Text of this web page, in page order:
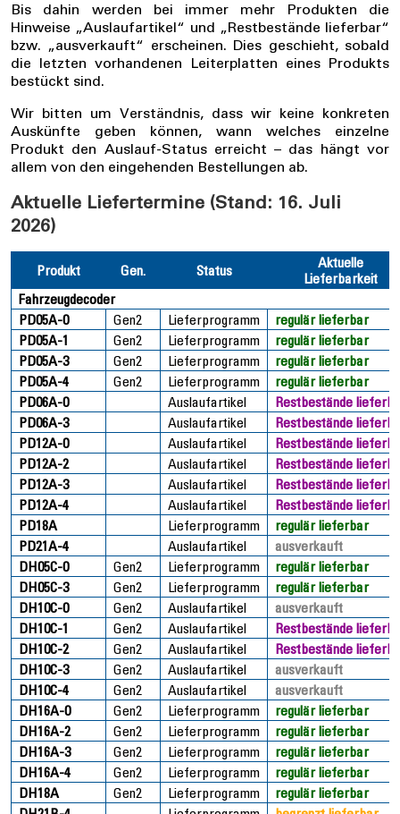
Bis dahin werden bei immer mehr Produkten die
Hinweise „Auslaufartikel“ und „Restbestände lieferbar“
bzw. „ausverkauft“ erscheinen. Dies geschieht, sobald
die letzten vorhandenen Leiterplatten eines Produkts
bestückt sind.
Wir bitten um Verständnis, dass wir keine konkreten
Auskünfte geben können, wann welches einzelne
Produkt den Auslauf-Status erreicht – das hängt vor
allem von den eingehenden Bestellungen ab.
Aktuelle Liefertermine (Stand: 16. Juli
2026)
Produkt Gen. Status
Aktuelle
Lieferbarkeit
Fahrzeugdecoder
PD05A-0
Gen2 Lieferprogramm
regulär lieferbar
PD05A-1
Gen2 Lieferprogramm
regulär lieferbar
PD05A-3
Gen2 Lieferprogramm
regulär lieferbar
PD05A-4
Gen2 Lieferprogramm
regulär lieferbar
PD06A-0
Auslaufartikel
Restbestände
PD06A-3
Auslaufartikel
Restbestände
PD12A-0
Auslaufartikel
Restbestände
PD12A-2
Auslaufartikel
Restbestände
PD12A-3
Auslaufartikel
Restbestände
PD12A-4
Auslaufartikel
Restbestände
PD18A
Lieferprogramm
regulär lieferbar
PD21A-4
Auslaufartikel
ausverkauft
DH05C-0
Gen2 Lieferprogramm
regulär lieferbar
DH05C-3
Gen2 Lieferprogramm
regulär lieferbar
DH10C-0
Gen2 Auslaufartikel
ausverkauft
DH10C-1
Gen2 Auslaufartikel
Restbestände
DH10C-2
Gen2 Auslaufartikel
Restbestände
DH10C-3
Gen2 Auslaufartikel
ausverkauft
DH10C-4
Gen2 Auslaufartikel
ausverkauft
DH16A-0
Gen2 Lieferprogramm
regulär lieferbar
DH16A-2
Gen2 Lieferprogramm
regulär lieferbar
DH16A-3
Gen2 Lieferprogramm
regulär lieferbar
DH16A-4
Gen2 Lieferprogramm
regulär lieferbar
DH18A
Gen2 Lieferprogramm
regulär lieferbar